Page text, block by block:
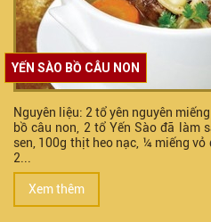
YẾN SÀO BỒ CÂU NON
Nguyên liệu: 2 tổ yên nguyên
bồ câu non, 2 tổ Yến Sào đã làm
sen, 100g thịt heo nạc, ¼ miếng
2...
Xem thêm